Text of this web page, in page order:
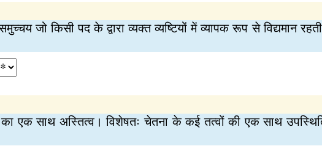
जो किसी पद के द्वारा व्यक्त व्यष्टियों में व्यापक रूप से विद्यमान
का एक साथ अस्तित्व। विशेषतः चेतना के कई तत्वों की एक साथ